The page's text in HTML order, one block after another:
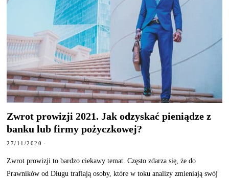
Zwrot prowizji 2021. Jak odzyskać pieniądze z
banku lub firmy pożyczkowej?
27/11/2020
Zwrot prowizji to bardzo ciekawy temat. Często zdarza się, że do
Prawników od Długu trafiają osoby, które w toku analizy zmieniają swój